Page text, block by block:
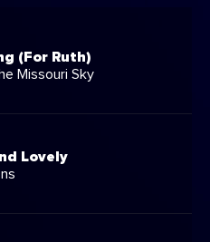
(For Ruth)
Missouri Sky
Lovely